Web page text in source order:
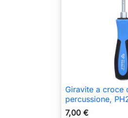

Giravite a croce
percussione,
7,00 €